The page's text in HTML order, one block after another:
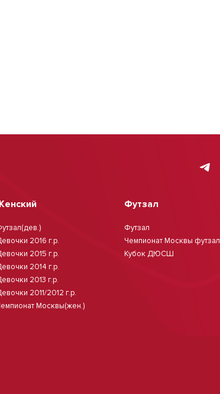
2016 г.р.
2015 г.р.
2014 г.р.
2013 г.р.
2011/2012 г.р.
Москвы(жен.)
Футзал
Футзал
Чемпионат Москвы футзал
Кубок ДЮСШ